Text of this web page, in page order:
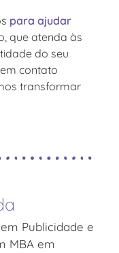
para ajudar
que atenda às
do seu
contato
transformar
Publicidade e
MBA em